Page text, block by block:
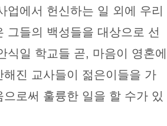
업에서 헌신하는 일 외에 우리
그들의 백성들을 대상으로 선
식일 학교들 곧, 마음이 영혼에
진 교사들이 젊은이들을 가
으로써 훌륭한 일을 할 수가 있